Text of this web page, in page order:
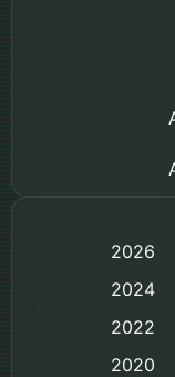
Based
2026
2024
2022
2020